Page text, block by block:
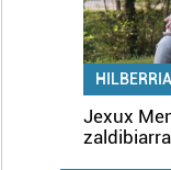
HILBERRIA
Jexux